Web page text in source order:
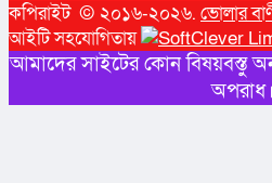
কপিরাইট © ২০১৬-২০২৬. ভোলার
আইটি সহযোগিতায়
আমাদের সাইটের কোন বিষয়বস্তু
অপরাধ।